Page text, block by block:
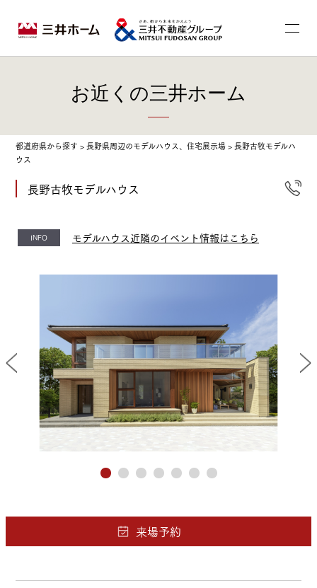
お近くの三井ホーム
都道府県から探す >長野県周辺のモデルハウス、住宅展示場>長野古牧モデルハ
ウス
長野古牧モデルハウス
INFO モデルハウス近隣のイベント情報はこちら